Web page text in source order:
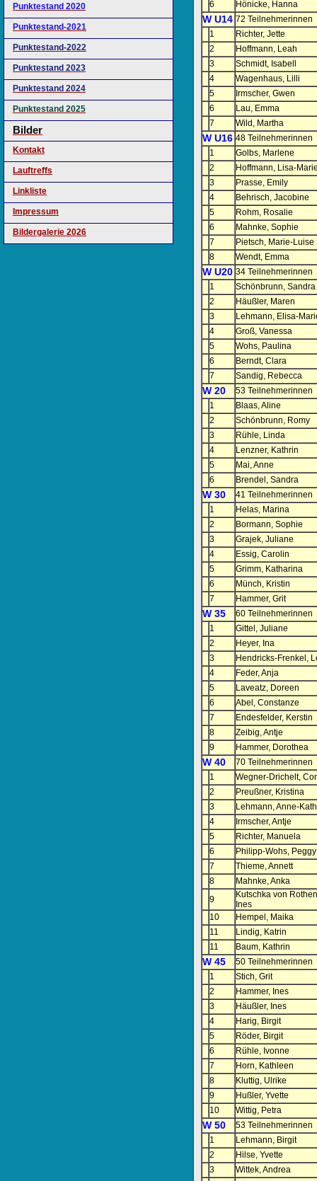
Punktestand 2020
Punktestand-2021
Punktestand-2022
Punktestand 2023
Punktestand 2024
Punktestand 2025
Bilder
Kontakt
Lauftreffs
Linkliste
Impressum
Bildergalerie 2026
6
Hönicke, Hanna
W U14 72 Teilnehmerinnen
1
Richter, Jette
2
Hoffmann, Leah
3
Schmidt, Isabell
4
Wagenhaus, Lilli
5
Irmscher, Gwen
6
Lau, Emma
7
Wild, Martha
W U16 48 Teilnehmerinnen
1
Golbs, Marlene
2
Hoffmann, Lisa-
3
Prasse, Emily
4
Behrisch, Jacobine
5
Rohm, Rosalie
6
Mahnke, Sophie
7
Pietsch, Marie-Luise
8
Wendt, Emma
W U20 34 Teilnehmerinnen
1
Schönbrunn, Sandra
2
Häußler, Maren
3
Lehmann, Elisa-
4
Groß, Vanessa
5
Wohs, Paulina
6
Berndt, Clara
7
Sandig, Rebecca
W 20
53 Teilnehmerinnen
1
Blaas, Aline
2
Schönbrunn, Romy
3
Rühle, Linda
4
Lenzner, Kathrin
5
Mai, Anne
6
Brendel, Sandra
W 30
41 Teilnehmerinnen
1
Helas, Marina
2
Bormann, Sophie
3
Grajek, Juliane
4
Essig, Carolin
5
Grimm, Katharina
6
Münch, Kristin
7
Hammer, Grit
W 35
60 Teilnehmerinnen
1
Gittel, Juliane
2
Heyer, Ina
3
Hendricks-Frenkel,
4
Feder, Anja
5
Laveatz, Doreen
6
Abel, Constanze
7
Endesfelder, Kerstin
8
Zeibig, Antje
9
Hammer, Dorothea
W 40
70 Teilnehmerinnen
1
Wegner-Drichelt,
2
Preußner, Kristina
3
Lehmann, Anne-
4
Irmscher, Antje
5
Richter, Manuela
6
Philipp-Wohs, Peggy
7
Thieme, Annett
8
Mahnke, Anka
9
Kutschka von
Ines
10
Hempel, Maika
11
Lindig, Katrin
11
Baum, Kathrin
W 45
50 Teilnehmerinnen
1
Stich, Grit
2
Hammer, Ines
3
Häußler, Ines
4
Harig, Birgit
5
Röder, Birgit
6
Rühle, Ivonne
7
Horn, Kathleen
8
Kluttig, Ulrike
9
Hußler, Yvette
10
Wittig, Petra
W 50
53 Teilnehmerinnen
1
Lehmann, Birgit
2
Hilse, Yvette
3
Wittek, Andrea